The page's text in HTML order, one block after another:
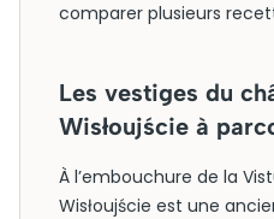
comparer plusieurs
Les vestiges du
Wisłoujście à
À l’embouchure de la
Wisłoujście est une